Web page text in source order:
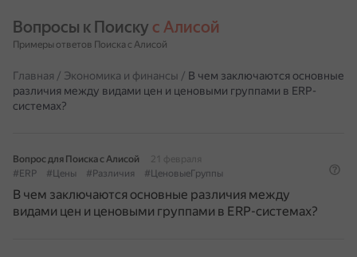
Вопросы к Поиску с Алисой
Примеры ответов Поиска с Алисой
Главная / Экономика и финансы / В чем заключаются основные
различия между видами цен и ценовыми группами в ERP-
системах?
Вопрос для Поиска с Алисой
21 февраля
#ERP
#Цены #Различия #ЦеновыеГруппы
В чем заключаются основные различия между
видами цен и ценовыми группами в ERP-системах?